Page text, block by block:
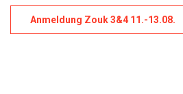
Anmeldung Zouk 3&4 11.-13.08.